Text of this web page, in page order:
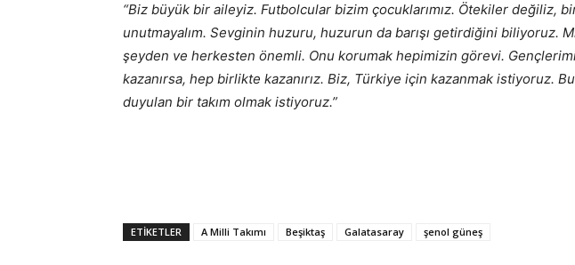
“Biz büyük bir aileyiz. Futbolcular bizim çocuklarımız. Ötekiler değiliz,
unutmayalım. Sevginin huzuru, huzurun da barışı getirdiğini biliyoruz.
şeyden ve herkesten önemli. Onu korumak hepimizin görevi.
kazanırsa, hep birlikte kazanırız. Biz, Türkiye için kazanmak istiyoruz.
duyulan bir takım olmak istiyoruz.”
ETIKETLER A Milli Takımı Beşiktaş Galatasaray şenol güneş